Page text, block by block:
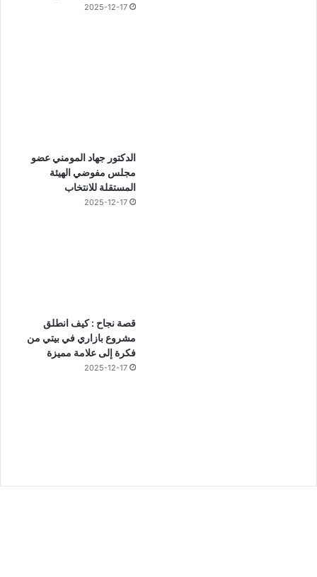
2025-12-17
الدكتور جهاد المومني عضو
مجلس مفوضي الهيئة
المستقلة للانتخاب
2025-12-17
قصة نجاح : كيف انطلق
مشروع بازاري في بيتي من
فكرة إلى علامة مميزة
2025-12-17